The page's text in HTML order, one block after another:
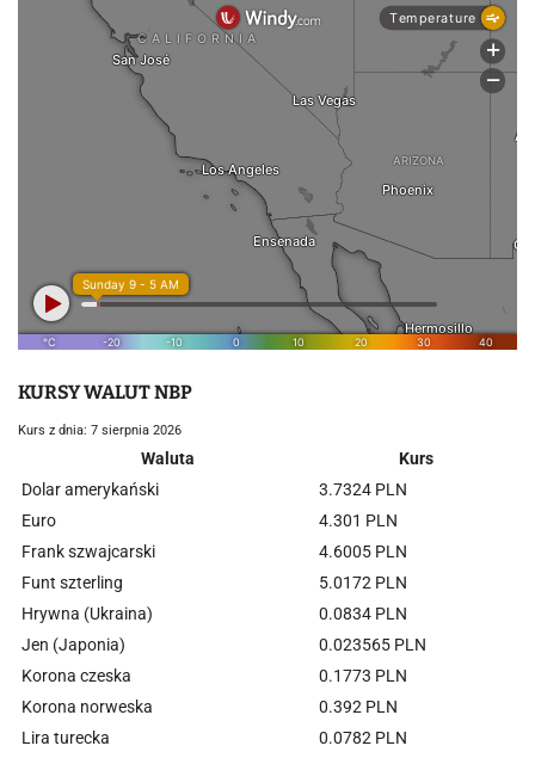
KURSY WALUT NBP
Kurs z dnia: 7 sierpnia 2026
Waluta
Kurs
Dolar amerykański
3.7324 PLN
Euro
4.301 PLN
Frank szwajcarski
4.6005 PLN
Funt szterling
5.0172 PLN
Hrywna (Ukraina)
0.0834 PLN
Jen (Japonia)
0.023565 PLN
Korona czeska
0.1773 PLN
Korona norweska
0.392 PLN
Lira turecka
0.0782 PLN